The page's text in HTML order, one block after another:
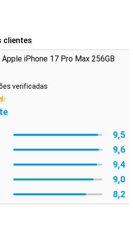
clientes
iPhone 17 Pro Max 256GB
verificadas
9,5
9,6
9,4
9,0
8,2